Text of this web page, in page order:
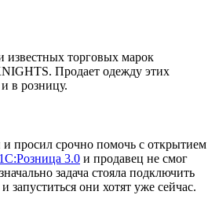
известных торговых марок
Продает одежду этих
в розницу.
и просил срочно помочь с открытием
1С:Розница 3.0 и продавец не смог
задача стояла подключить
запуститься они хотят уже сейчас.